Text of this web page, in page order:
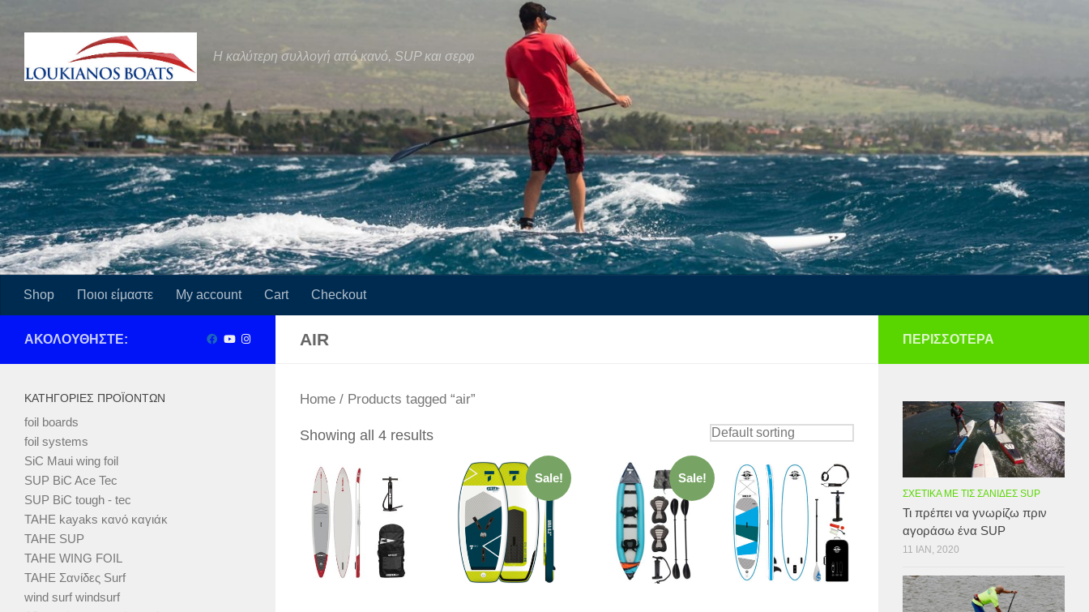
Η καλύτερη συλλογή από κανό, SUP και σερφ
Shop Ποιοι είμαστε My account Cart Checkout
AIR
Home / Products tagged “air”
Showing all 4 results
Sale! Sale!
ΑΚΟΛΟΥΘΉΣΤΕ:
ΚΑΤΗΓΟΡΊΕΣ ΠΡΟΪΌΝΤΩΝ
foil boards
foil systems
SiC Maui wing foil
SUP BiC Ace Tec
SUP BiC tough - tec
TAHE kayaks κανό καγιάκ
TAHE SUP
TAHE WING FOIL
TAHE Σανίδες Surf
wind surf windsurf
ΠΕΡΙΣΣΌΤΕΡΑ
ΣΧΕΤΙΚΆ ΜΕ ΤΙΣ ΣΑΝΊΔΕΣ SUP
Τι πρέπει να γνωρίζω πριν
αγοράσω ένα SUP
11 ΙΑΝ, 2020